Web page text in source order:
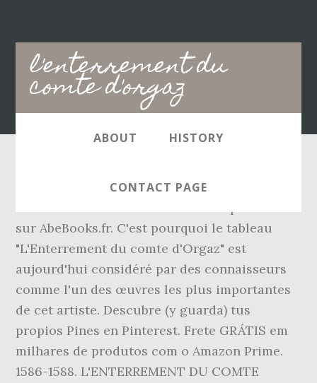
l'enterrement du
comte d'orgaz
Main
navigation
ABOUT HISTORY
CONTACT PAGE
de PICASSO PABLO et d'autres livres, articles
sur AbeBooks.fr. C'est pourquoi le tableau
"L'Enterrement du comte d'Orgaz" est
aujourd'hui considéré par des connaisseurs
comme l'un des œuvres les plus importantes
de cet artiste. Descubre (y guarda) tus
propios Pines en Pinterest. Frete GRÁTIS em
milhares de produtos com o Amazon Prime.
1586-1588. L'ENTERREMENT DU COMTE